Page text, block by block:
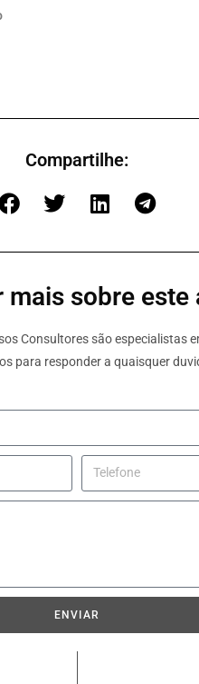
Compartilhe:
mais sobre este
Consultores são especialistas
para responder a quaisquer
ENVIAR